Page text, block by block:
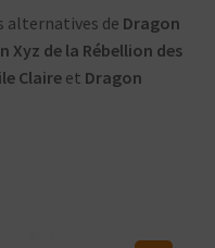
alternatives de Dragon
Xyz de la Rébellion des
Claire et Dragon